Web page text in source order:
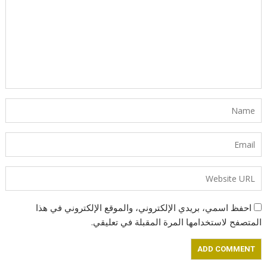
احفظ اسمي، بريدي الإلكتروني، والموقع الإلكتروني في هذا
المتصفح لاستخدامها المرة المقبلة في تعليقي.